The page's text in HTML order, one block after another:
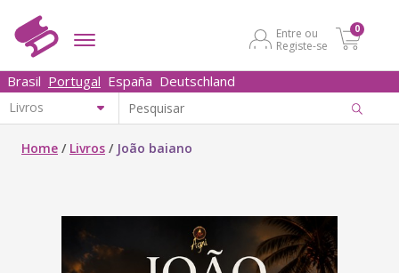
Entre ou
Registe-se
0
Brasil Portugal España Deutschland
Home / Livros / João baiano